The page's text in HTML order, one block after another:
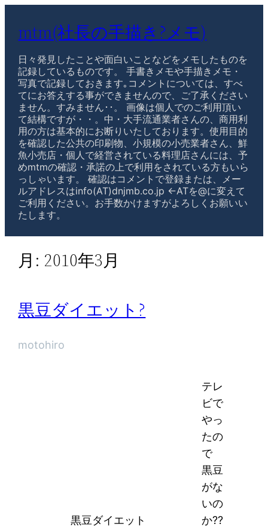
mtm(社長の手描き?メモ)
日々発見したことや面白いことなどをメモしたものを
記録しているものです。 手書きメモや手描きメモ・
写真で記録しておきます｡コメントについては、すべ
てにお答えする事ができませんので、ご了承ください
ません。すみません･･。 画像は個人でのご利用頂い
て結構ですが・・。中・大手流通業者さんの、商用利
用の方は基本的にお断りいたしております。使用目的
を確認した公共の印刷物、小規模の小売業者さん、鮮
魚小売店・個人で経営されている料理店さんには、予
めmtmの確認・承諾の上で利用をされている方もいら
っしゃいます。 確認はコメントで登録または、メー
ルアドレスはinfo(AT)dnjmb.co.jp ←ATを@に変えて
ご利用ください。お手数かけますがよろしくお願いい
たします。
月: 2010年3月
黒豆ダイエット?
motohiro
黒豆ダイエット
テレ
ビで
やっ
たの
で
黒豆
がな
いの
か??